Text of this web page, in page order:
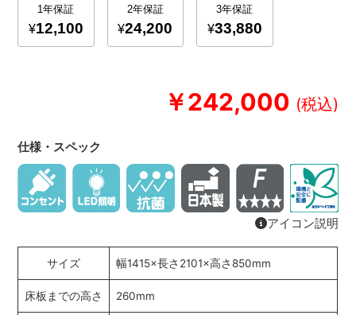
￥242,000
仕様・スペック
アイコン説明
サイズ 幅1415×長さ2101×高さ850mm
床板までの高さ 260mm